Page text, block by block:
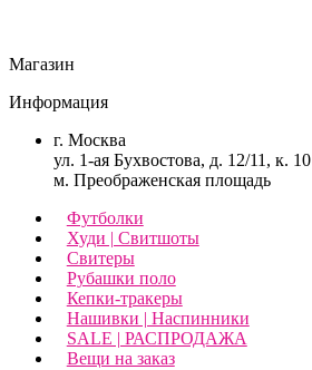
Магазин
Информация
г. Москва
ул. 1-ая Бухвостова, д. 12/11, к. 10
м. Преображенская площадь
Футболки
Худи | Свитшоты
Свитеры
Рубашки поло
Кепки-тракеры
Нашивки | Наспинники
SALE | РАСПРОДАЖА
Вещи на заказ